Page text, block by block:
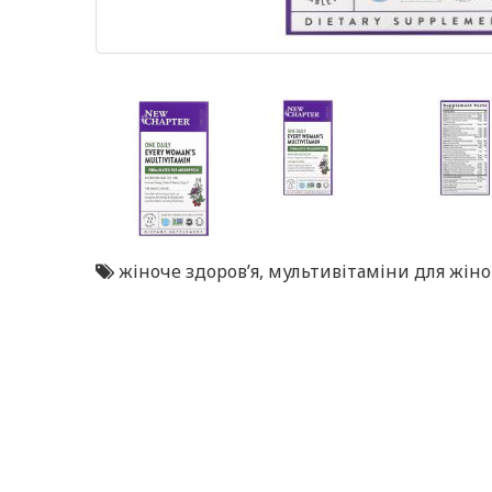
жіноче здоров’я, мультивітаміни для